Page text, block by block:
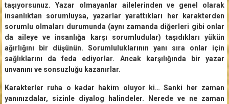
taşıyorsunuz. Yazar olmayanlar ailelerinden ve genel olarak
insanlıktan sorumluysa, yazarlar yarattıkları her karakterden
sorumlu olmaları durumunda (aynı zamanda diğerleri gibi onlar
da aileye ve insanlığa karşı sorumludular) taşıdıkları yükün
ağırlığını bir düşünün. Sorumluluklarının yanı sıra onlar için
sağlıklarını da feda ediyorlar. Ancak karşılığında bir yazar
unvanını ve sonsuzluğu kazanırlar.
Karakterler ruha o kadar hakim oluyor ki… Sanki her zaman
yanınızdalar, sizinle diyalog halindeler. Nerede ve ne zaman